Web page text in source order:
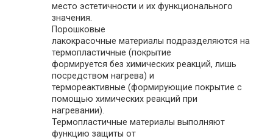
место эстетичности и их функционального
значения.
Порошковые
лакокрасочные материалы подразделяются на
термопластичные (покрытие
формируется без химических реакций, лишь
посредством нагрева) и
термореактивные (формирующие покрытие с
помощью химических реакций при
нагревании).
Термопластичные материалы выполняют
функцию защиты от